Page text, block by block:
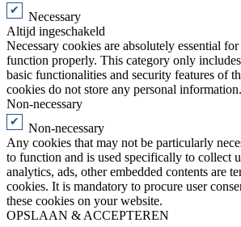
Necessary
Altijd ingeschakeld
Necessary cookies are absolutely essential
function properly. This category only
basic functionalities and security features of
cookies do not store any personal information.
Non-necessary
Non-necessary
Any cookies that may not be particularly
to function and is used specifically to collect
analytics, ads, other embedded contents are
cookies. It is mandatory to procure user
these cookies on your website.
OPSLAAN & ACCEPTEREN